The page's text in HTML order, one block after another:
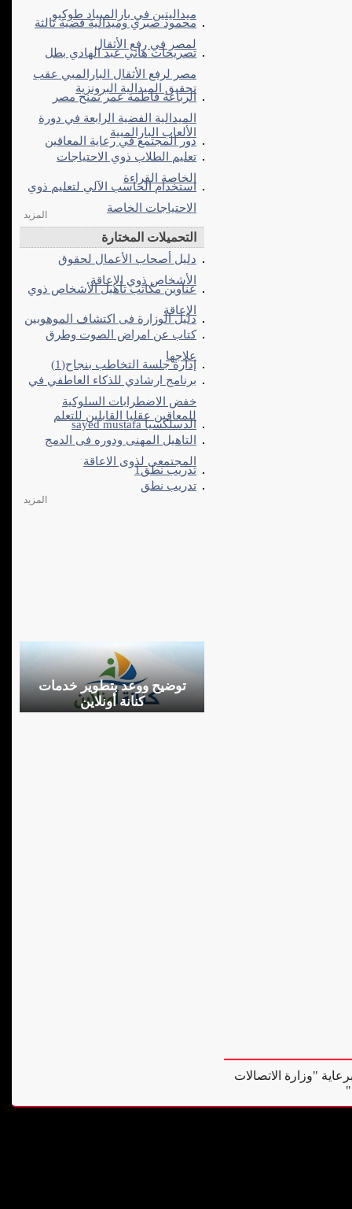
ميداليتين في بارالمبياد طوكيو
محمود صبري وميدالية فضية ثالثة
لمصر في رفع الأثقال
تصريحات هاني عبد الهادي بطل
مصر لرفع الأثقال البارالمبي عقب
تحقيق الميدالية البرونزية
الرباعة فاطمة عمر تمنح مصر
الميدالية الفضية الرابعة في دورة
الألعاب البارالمبية
دور المجتمع في رعاية المعاقين
تعليم الطلاب ذوي الاحتياجات
الخاصة القراءة
استخدام الحاسب الآلي لتعليم ذوي
الاحتياجات الخاصة
المزيد
التحميلات المختارة
دليل أصحاب الأعمال لحقوق
الأشخاص ذوي الإعاقة
عناوين مكاتب تأهيل الأشخاص ذوي
الإعاقة
دليل الوزارة فى اكتشاف الموهوبين
كتاب عن امراض الصوت وطرق
علاجها
إدارة جلسة التخاطب بنجاح(1)
برنامج ارشادي للذكاء العاطفي في
خفض الاضطرابات السلوكية
للمعاقين عقليا القابلين للتعلم
الدسلكسيا sayed mustafa
التاهيل المهنى ودوره فى الدمج
المجتمعى لذوى الاعاقة
تدريب نطق1
تدريب نطق
المزيد
توضيح ووعد بتطوير خدمات
كنانة أونلاين
"وزارة الاتصالات